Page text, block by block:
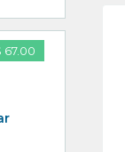
67.00